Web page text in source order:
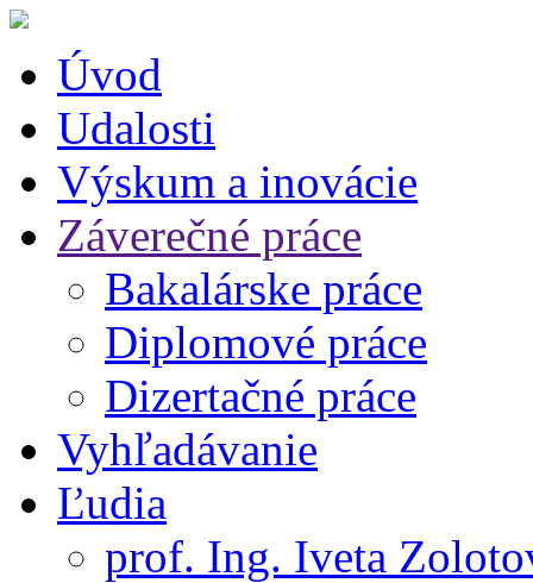
Úvod
Udalosti
Výskum a inovácie
Záverečné práce
Bakalárske práce
Diplomové práce
Dizertačné práce
Vyhľadávanie
Ľudia
prof. Ing. Iveta